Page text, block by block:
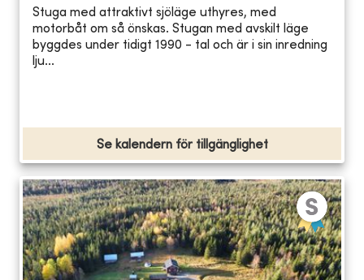
Stuga med attraktivt sjöläge uthyres, med
motorbåt om så önskas. Stugan med avskilt läge
byggdes under tidigt 1990 - tal och är i sin inredning
lju...
Se kalendern för tillgänglighet